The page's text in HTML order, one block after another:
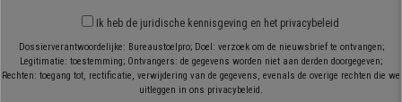
Ik heb de juridische kennisgeving en het privacybeleid
Dossierverantwoordelijke: Bureaustoelpro; Doel: verzoek om de nieuwsbrief te ontvangen;
Legitimatie: toestemming; Ontvangers: de gegevens worden niet aan derden doorgegeven;
Rechten: toegang tot, rectificatie, verwijdering van de gegevens, evenals de overige rechten die we
uitleggen in ons privacybeleid.